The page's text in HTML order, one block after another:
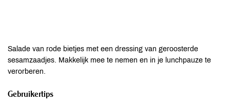
Salade van rode bietjes met een dressing van geroosterde
sesamzaadjes. Makkelijk mee te nemen en in je lunchpauze te
verorberen.
Gebruikertips